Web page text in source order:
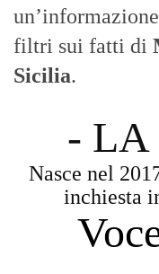
filtri sui fatti di
Sicilia.
- LA
Nasce nel
inchiesta